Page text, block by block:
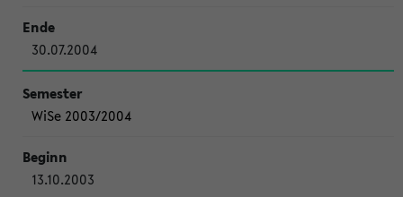
30.07.2004
WiSe 2003/2004
13.10.2003